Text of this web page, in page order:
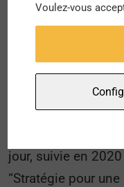
prévoir en période
Une telle
européen de
mobilité durable
jour, suivie en
“Stratégie pour
Voulez-vous